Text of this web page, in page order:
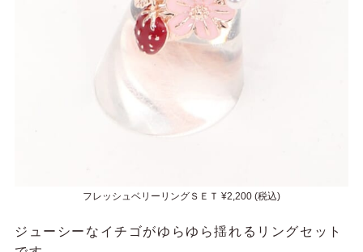
フレッシュベリーリングＳＥＴ ¥2,200 (税込)
ジューシーなイチゴがゆらゆら揺れるリングセット